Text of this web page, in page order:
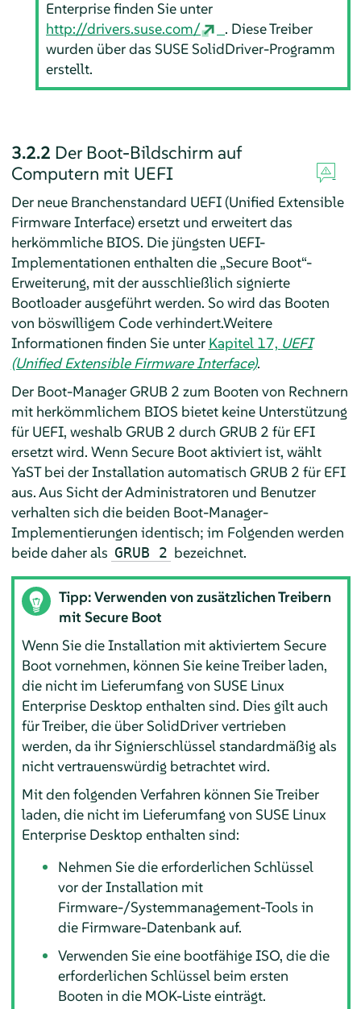
Enterprise finden Sie unter
http://drivers.suse.com/
. Diese Treiber
wurden über das SUSE SolidDriver-Programm
erstellt.
3.2.2 Der Boot-Bildschirm auf
Computern mit UEFI
Der neue Branchenstandard UEFI (Unified Extensible
Firmware Interface) ersetzt und erweitert das
herkömmliche BIOS. Die jüngsten UEFI-
Implementationen enthalten die„Secure Boot“-
Erweiterung, mit der ausschließlich signierte
Bootloader ausgeführt werden. So wird das Booten
von böswilligem Code verhindert.Weitere
Informationen finden Sie unter Kapitel 17, UEFI
(Unified Extensible Firmware Interface).
Der Boot-Manager GRUB 2 zum Booten von Rechnern
mit herkömmlichem BIOS bietet keine Unterstützung
für UEFI, weshalb GRUB 2 durch GRUB 2 für EFI
ersetzt wird. Wenn Secure Boot aktiviert ist, wählt
YaST bei der Installation automatisch GRUB 2 für EFI
aus. Aus Sicht der Administratoren und Benutzer
verhalten sich die beiden Boot-Manager-
Implementierungen identisch; im Folgenden werden
beide daher als GRUB 2 bezeichnet.
Tipp: Verwenden von zusätzlichen Treibern
mit Secure Boot
Wenn Sie die Installation mit aktiviertem Secure
Boot vornehmen, können Sie keine Treiber laden,
die nicht im Lieferumfang von SUSE Linux
Enterprise Desktop enthalten sind. Dies gilt auch
für Treiber, die über SolidDriver vertrieben
werden, da ihr Signierschlüssel standardmäßig als
nicht vertrauenswürdig betrachtet wird.
Mit den folgenden Verfahren können Sie Treiber
laden, die nicht im Lieferumfang von SUSE Linux
Enterprise Desktop enthalten sind:
Nehmen Sie die erforderlichen Schlüssel
vor der Installation mit
Firmware-/Systemmanagement-Tools in
die Firmware-Datenbank auf.
Verwenden Sie eine bootfähige ISO, die die
erforderlichen Schlüssel beim ersten
Booten in die MOK-Liste einträgt.